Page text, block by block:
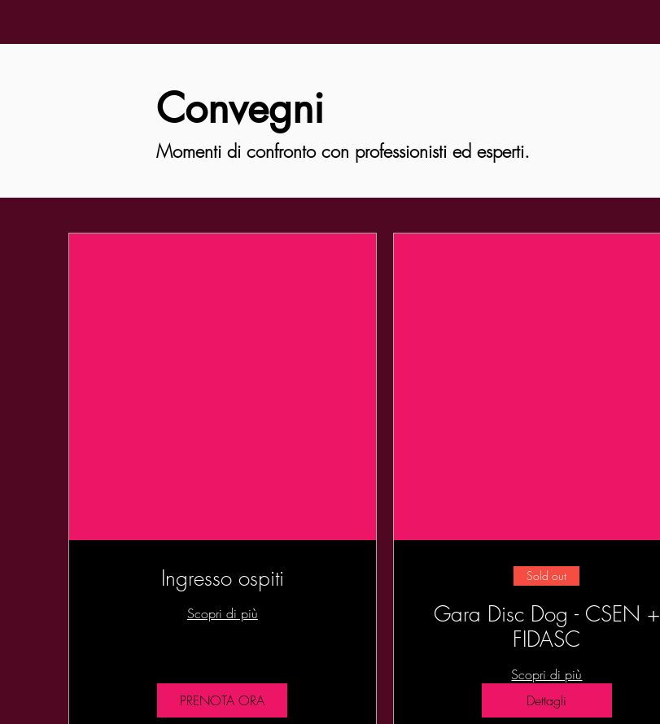
Convegni
Momenti di confronto con professionisti ed esperti.
Ingresso ospiti
Scopri di più
PRENOTA ORA
Sold out
Gara Disc Dog - CSEN +
FIDASC
Scopri di più
Dettagli